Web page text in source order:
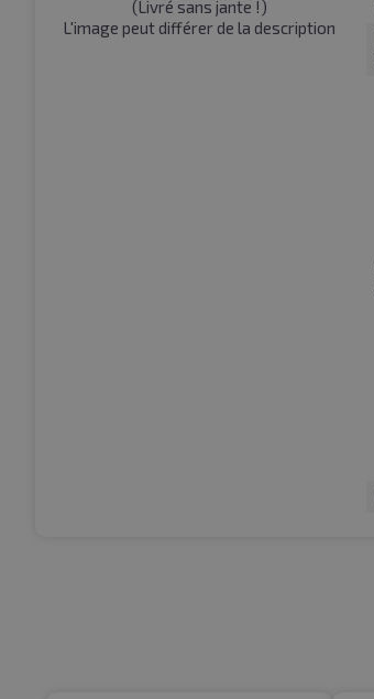
(Livré sans jante !)
L'image peut différer de la description